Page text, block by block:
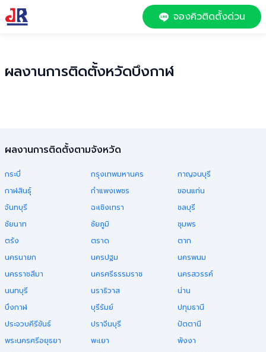
จองคิวติดตั้งด่วน
ผลงานการติดตั้งหวัดบึงกาฬ
ผลงานการติดตั้งตามจังหวัด
กระบี่ กรุงเทพมหานคร
กาญจนบุรี
กาฬสินธุ์
กำแพงเพชร
ขอนแก่น
จันทบุรี
ฉะเชิงเทรา
ชลบุรี
ชัยนาท
ชัยภูมิ
ชุมพร
ตรัง
ตราด
ตาก
นครนายก
นครปฐม
นครพนม
นครราชสีมา
นครศรีธรรมราช
นครสวรรค์
นนทบุรี
นราธิวาส
น่าน
บึงกาฬ
บุรีรัมย์
ปทุมธานี
ประจวบคีรีขันธ์
ปราจีนบุรี
ปัตตานี
พระนครศรีอยุธยา
พะเยา
พังงา